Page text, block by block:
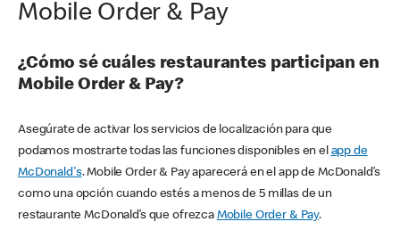
Mobile Order & Pay
¿Cómo sé cuáles restaurantes participan en
Mobile Order & Pay?
Asegúrate de activar los servicios de localización para que
podamos mostrarte todas las funciones disponibles en el app de
McDonald's. Mobile Order & Pay aparecerá en el app de McDonald’s
como una opción cuando estés a menos de 5 millas de un
restaurante McDonald’s que ofrezca Mobile Order & Pay.